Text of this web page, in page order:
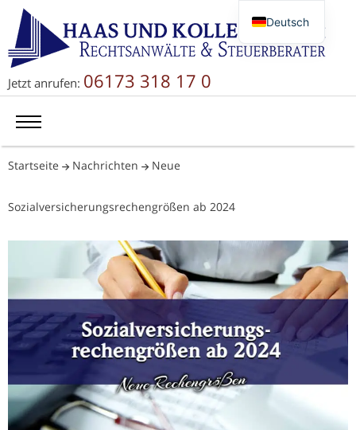
Jetzt anrufen: 06173 318 17 0
Startseite Nachrichten Neue
Sozialversicherungsrechengrößen ab 2024
Deutsch
English
简体中文